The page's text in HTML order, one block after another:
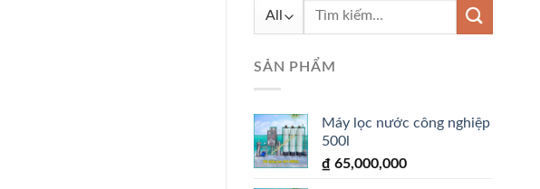
Tìm
SẢN PHẨM
Máy lọc nước công nghiệp
500l
₫ 65,000,000